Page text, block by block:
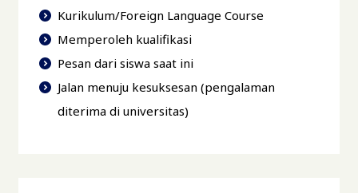
Kurikulum/Foreign Language Course
Memperoleh kualifikasi
Pesan dari siswa saat ini
Jalan menuju kesuksesan (pengalaman
diterima di universitas)